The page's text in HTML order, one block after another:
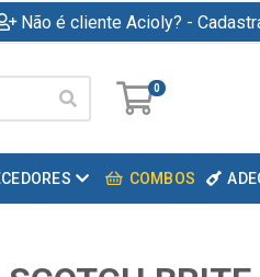
Não é cliente Acioly? -
0
COMBOS